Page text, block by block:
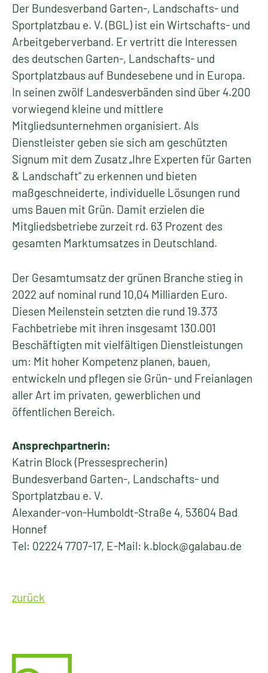
Der Bundesverband Garten-, Landschafts- und
Sportplatzbau e. V. (BGL) ist ein Wirtschafts- und
Arbeitgeberverband. Er vertritt die Interessen
des deutschen Garten-, Landschafts- und
Sportplatzbaus auf Bundesebene und in Europa.
In seinen zwölf Landesverbänden sind über 4.200
vorwiegend kleine und mittlere
Mitgliedsunternehmen organisiert. Als
Dienstleister geben sie sich am geschützten
Signum mit dem Zusatz „Ihre Experten für Garten
& Landschaft“ zu erkennen und bieten
maßgeschneiderte, individuelle Lösungen rund
ums Bauen mit Grün. Damit erzielen die
Mitgliedsbetriebe zurzeit rd. 63 Prozent des
gesamten Marktumsatzes in Deutschland.
Der Gesamtumsatz der grünen Branche stieg in
2022 auf nominal rund 10,04 Milliarden Euro.
Diesen Meilenstein setzten die rund 19.373
Fachbetriebe mit ihren insgesamt 130.001
Beschäftigten mit vielfältigen Dienstleistungen
um: Mit hoher Kompetenz planen, bauen,
entwickeln und pflegen sie Grün- und Freianlagen
aller Art im privaten, gewerblichen und
öffentlichen Bereich.
Ansprechpartnerin:
Katrin Block (Pressesprecherin)
Bundesverband Garten-, Landschafts- und
Sportplatzbau e. V.
Alexander-von-Humboldt-Straße 4, 53604 Bad
Honnef
Tel: 02224 7707-17, E-Mail: k.block@galabau.de
zurück